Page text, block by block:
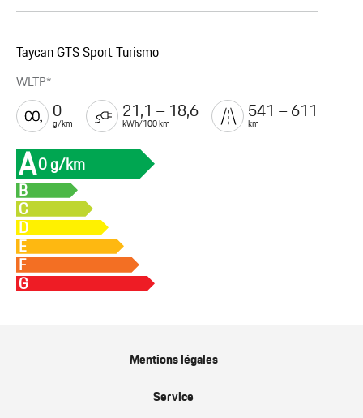
Taycan GTS Sport Turismo
WLTP*
0
g/km
21,1 – 18,6
kWh/100 km
541 – 611
km
A0 g/km
B
C
D
E
F
G
Mentions légales
Service